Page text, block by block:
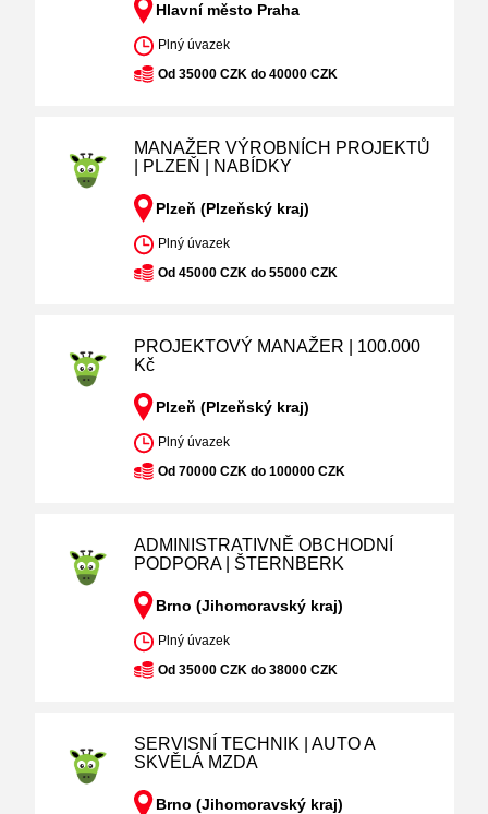
Hlavní město Praha
Plný úvazek
Od 35000 CZK do 40000 CZK
MANAŽER VÝROBNÍCH PROJEKTŮ
| PLZEŇ | NABÍDKY
Plzeň (Plzeňský kraj)
Plný úvazek
Od 45000 CZK do 55000 CZK
PROJEKTOVÝ MANAŽER | 100.000
Kč
Plzeň (Plzeňský kraj)
Plný úvazek
Od 70000 CZK do 100000 CZK
ADMINISTRATIVNĚ OBCHODNÍ
PODPORA | ŠTERNBERK
Brno (Jihomoravský kraj)
Plný úvazek
Od 35000 CZK do 38000 CZK
SERVISNÍ TECHNIK | AUTO A
SKVĚLÁ MZDA
Brno (Jihomoravský kraj)